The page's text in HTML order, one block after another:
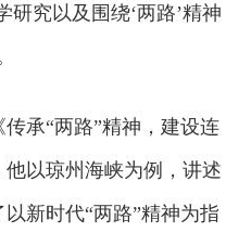
研究以及围绕‘两路’精神
承“两路”精神，建设连
以琼州海峡为例，讲述
新时代“两路”精神为指